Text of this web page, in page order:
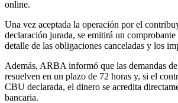
online.
Una vez aceptada la operación por el
declaración jurada, se emitirá un
detalle de las obligaciones canceladas y los
Además, ARBA informó que las demandas
resuelven en un plazo de 72 horas y, si el
CBU declarada, el dinero se acredita
bancaria.